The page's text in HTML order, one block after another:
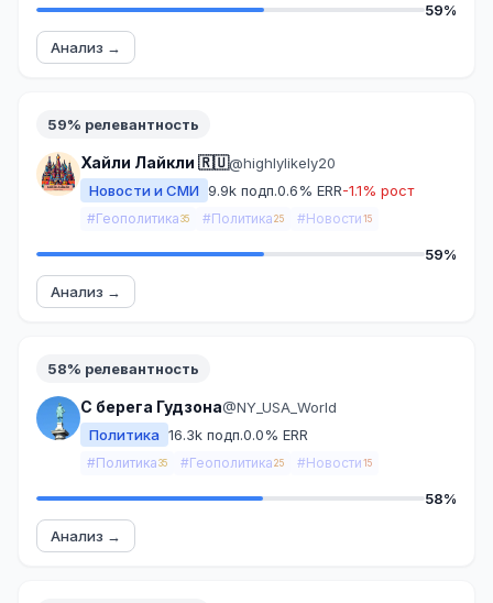
59%
Анализ →
59% релевантность
Хайли Лайкли 🇷🇺@highlylikely20
Новости и СМИ 9.9k подп.0.6% ERR-1.1% рост
#Геополитика 35 #Политика 25 #Новости 15
59%
Анализ →
58% релевантность
С берега Гудзона@NY_USA_World
Политика 16.3k подп.0.0% ERR
#Политика 35 #Геополитика 25 #Новости 15
58%
Анализ →